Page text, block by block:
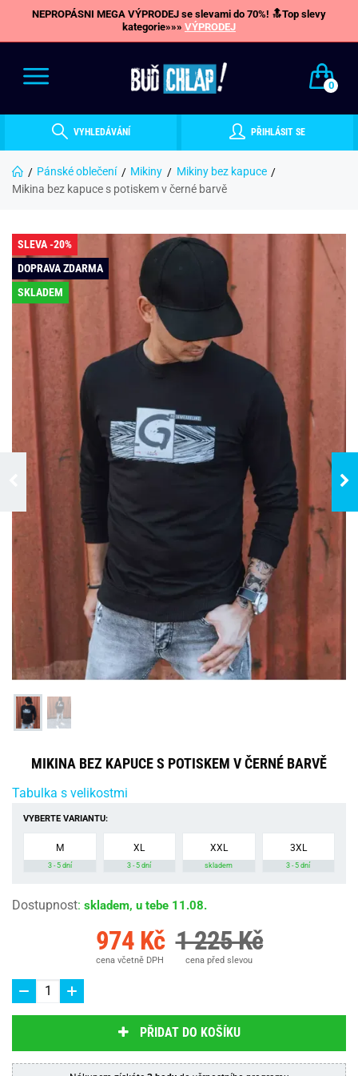
NEPROPÁSNI MEGA VÝPRODEJ se slevami do 70%! 🔝Top slevy
kategorie»»» VÝPRODEJ
0
VYHLEDÁVÁNÍ PŘIHLÁSIT SE
Pánské oblečení Mikiny
Mikiny bez kapuce
Mikina bez kapuce s potiskem v černé barvě
SLEVA -20%
DOPRAVA ZDARMA
SKLADEM
MIKINA BEZ KAPUCE S POTISKEM V ČERNÉ BARVĚ
Tabulka s velikostmi
VYBERTE VARIANTU:
M
3 - 5 dní
XL
3 - 5 dní
XXL
skladem
3XL
3 - 5 dní
Dostupnost: skladem, u tebe 11.08.
974 Kč
cena včetně DPH
1 225 Kč
cena před slevou
PŘIDAT DO KOŠÍKU